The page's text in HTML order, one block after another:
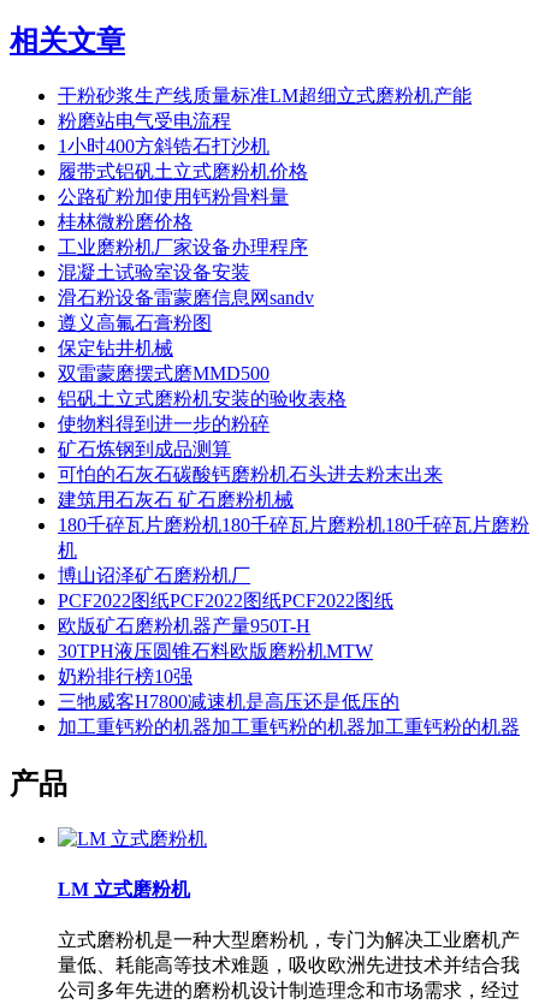
相关文章
干粉砂浆生产线质量标准LM超细立式磨粉机产能
粉磨站电气受电流程
1小时400方斜锆石打沙机
履带式铝矾土立式磨粉机价格
公路矿粉加使用钙粉骨料量
桂林微粉磨价格
工业磨粉机厂家设备办理程序
混凝土试验室设备安装
滑石粉设备雷蒙磨信息网sandv
遵义高氟石膏粉图
保定钻井机械
双雷蒙磨摆式磨MMD500
铝矾土立式磨粉机安装的验收表格
使物料得到进一步的粉碎
矿石炼钢到成品测算
可怕的石灰石碳酸钙磨粉机石头进去粉末出来
建筑用石灰石 矿石磨粉机械
180千碎瓦片磨粉机180千碎瓦片磨粉机180千碎瓦片磨粉
机
博山诏泽矿石磨粉机厂
PCF2022图纸PCF2022图纸PCF2022图纸
欧版矿石磨粉机器产量950T-H
30TPH液压圆锥石料欧版磨粉机MTW
奶粉排行榜10强
三牠威客H7800减速机是高压还是低压的
加工重钙粉的机器加工重钙粉的机器加工重钙粉的机器
产品
LM 立式磨粉机
立式磨粉机是一种大型磨粉机，专门为解决工业磨机产
量低、耗能高等技术难题，吸收欧洲先进技术并结合我
公司多年先进的磨粉机设计制造理念和市场需求，经过